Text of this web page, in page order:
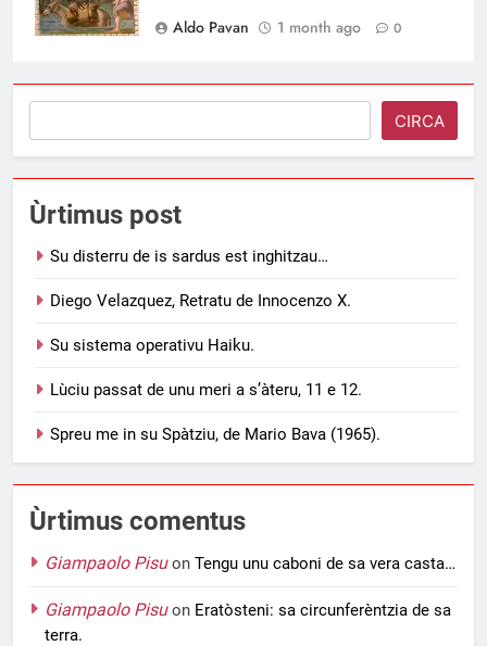
Aldo Pavan
1 month ago 0
CIRCA
Ùrtimus post
Su disterru de is sardus est inghitzau…
Diego Velazquez, Retratu de Innocenzo X.
Su sistema operativu Haiku.
Lùciu passat de unu meri a s’àteru, 11 e 12.
Spreu me in su Spàtziu, de Mario Bava (1965).
Ùrtimus comentus
Giampaolo Pisuon Tengu unu caboni de sa vera casta…
Giampaolo Pisuon Eratòsteni: sa circunferèntzia de sa
terra.